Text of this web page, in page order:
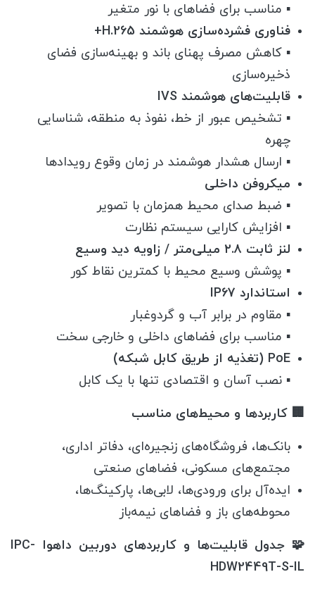
▪️ مناسب برای فضاهای با نور متغیر
فناوری فشرده‌سازی هوشمند H.265+
▪️ کاهش مصرف پهنای باند و بهینه‌سازی فضای
ذخیره‌سازی
قابلیت‌های هوشمند IVS
▪️ تشخیص عبور از خط، نفوذ به منطقه، شناسایی
چهره
▪️ ارسال هشدار هوشمند در زمان وقوع رویدادها
میکروفن داخلی
▪️ ضبط صدای محیط همزمان با تصویر
▪️ افزایش کارایی سیستم نظارت
لنز ثابت ۲.۸ میلی‌متر / زاویه دید وسیع
▪️ پوشش وسیع محیط با کمترین نقاط کور
استاندارد IP67
▪️ مقاوم در برابر آب و گردوغبار
▪️ مناسب برای فضاهای داخلی و خارجی سخت
PoE (تغذیه از طریق کابل شبکه)
▪️ نصب آسان و اقتصادی تنها با یک کابل
🏢 کاربردها و محیط‌های مناسب
بانک‌ها، فروشگاه‌های زنجیره‌ای، دفاتر اداری،
مجتمع‌های مسکونی، فضاهای صنعتی
ایده‌آل برای ورودی‌ها، لابی‌ها، پارکینگ‌ها،
محوطه‌های باز و فضاهای نیمه‌باز
🧩 جدول قابلیت‌ها و کاربردهای دوربین داهوا IPC-
HDW2449T-S-IL